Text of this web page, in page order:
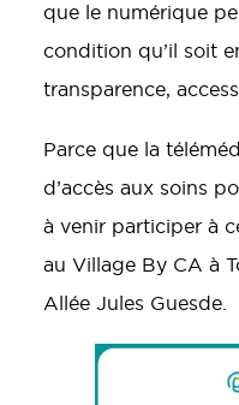
que le numérique
condition qu’il soit
transparence,
Parce que la
d’accès aux soins
à venir participer à
au Village By CA à
Allée Jules Guesde.